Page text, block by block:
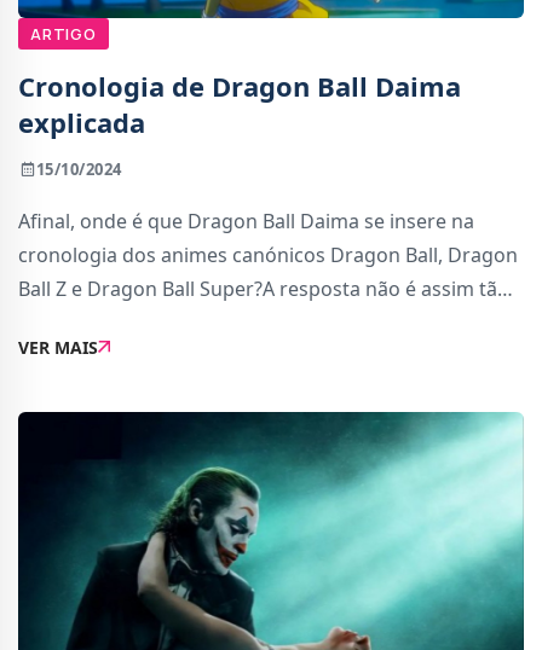
ARTIGO
Cronologia de Dragon Ball Daima
explicada
15/10/2024
Afinal, onde é que Dragon Ball Daima se insere na
cronologia dos animes canónicos Dragon Ball, Dragon
Ball Z e Dragon Ball Super?A resposta não é assim tão
Daima deu-nos a informação necessária
VER MAIS